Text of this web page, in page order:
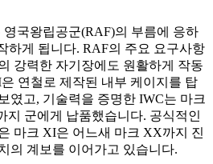
국왕립공군(RAF)의 부름에 응하
하게 됩니다. RAF의 주요 요구사항
강력한 자기장에도 원활하게 작동
연철로 제작된 내부 케이지를 탑
였고, 기술력을 증명한 IWC는 마크
지 군에게 납품했습니다. 공식적인
마크 XI은 어느새 마크 XX까지 진
의 계보를 이어가고 있습니다.